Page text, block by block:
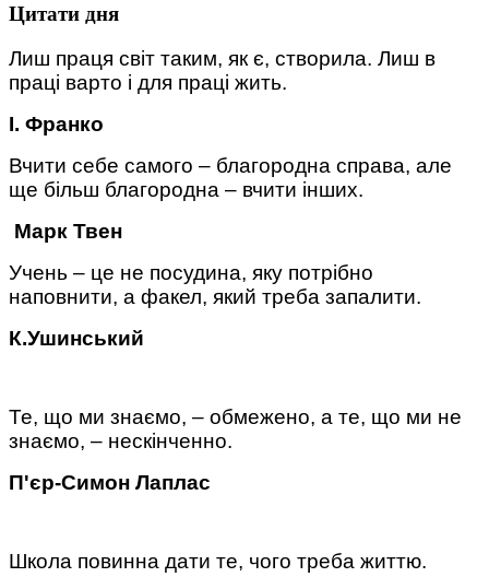
Цитати дня
Лиш праця світ таким, як є, створила. Лиш в
праці варто і для праці жить.
І. Франко
Вчити себе самого – благородна справа, але
ще більш благородна – вчити інших.
Марк Твен
Учень – це не посудина, яку потрібно
наповнити, а факел, який треба запалити.
К.Ушинський
Те, що ми знаємо, – обмежено, а те, що ми не
знаємо, – нескінченно.
П'єр-Симон Лаплас
Школа повинна дати те, чого треба життю.